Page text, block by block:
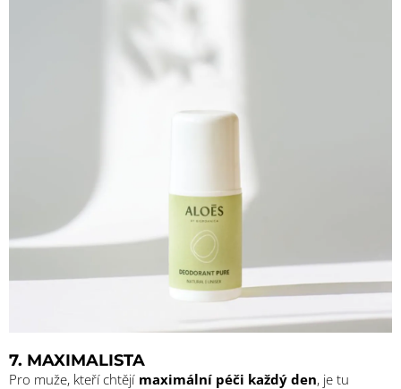
7. MAXIMALISTA
Pro muže, kteří chtějí maximální péči každý den, je tu